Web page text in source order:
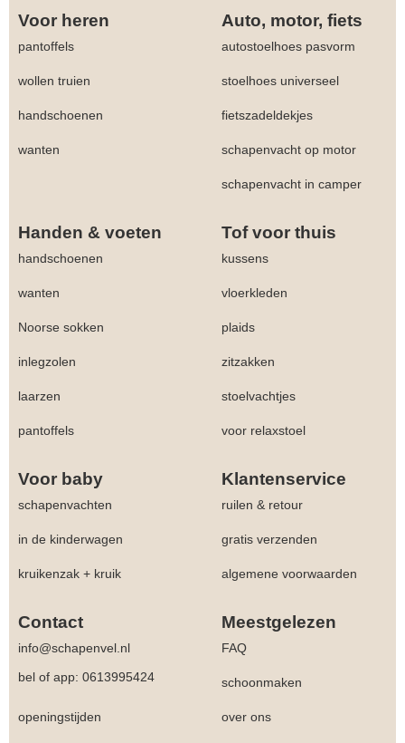
Voor heren Auto, motor, fiets
pantoffels autostoelhoes pasvorm
wollen truien stoelhoes universeel
handschoenen fietszadeldekjes
wanten schapenvacht op motor
schapenvacht in camper
Handen & voeten Tof voor thuis
handschoenen kussens
wanten vloerkleden
Noorse sokken plaids
inlegzolen zitzakken
laarzen stoelvachtjes
pantoffels voor relaxstoel
Voor baby Klantenservice
schapenvachten ruilen & retour
in de kinderwagen gratis verzenden
kruikenzak + kruik algemene voorwaarden
Contact Meestgelezen
info@schapenvel.nl
FAQ
bel of app: 0613995424
schoonmaken
openingstijden over ons